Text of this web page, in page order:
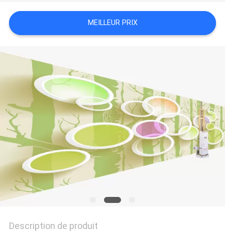
DEMANDEZ
UNE
PLAN
SITE
PRIVACY
POLICY
MEILLEUR PRIX
Description de produit